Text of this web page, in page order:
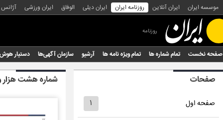
موسسه ایران ایران آنلاین روزنامه ایران ایران دیلی الوفاق ایران ورزشی
روزنامه
صفحه نخست تمام شماره ها تمام ویژه نامه ها آرشیو سازمان آگهی‌ها دستیار
صفحات
صفحه اول ۱
شماره هشت